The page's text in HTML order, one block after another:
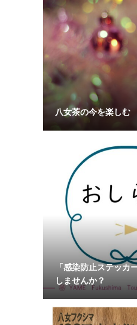
八女茶の今を楽しむ
「感染防止ステッカ
しませんか？